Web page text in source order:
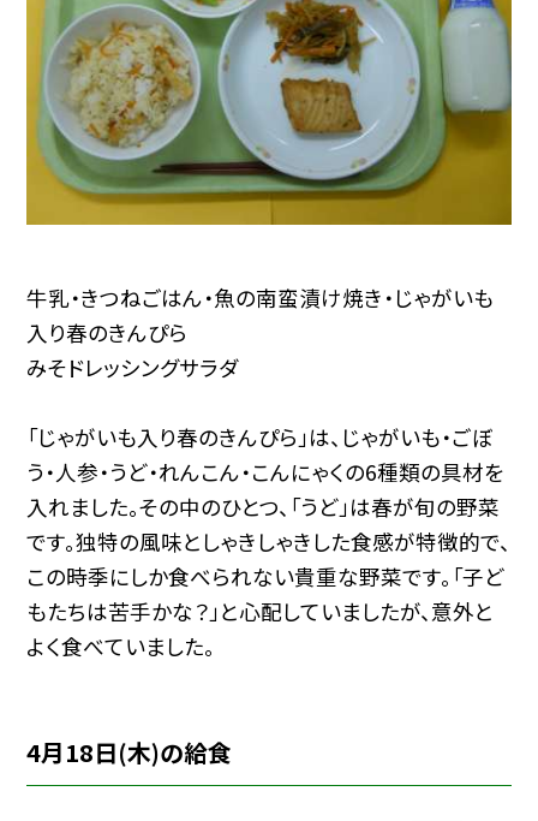
牛乳・きつねごはん・魚の南蛮漬け焼き・じゃがいも
入り春のきんぴら
みそドレッシングサラダ
「じゃがいも入り春のきんぴら」は、じゃがいも・ごぼ
う・人参・うど・れんこん・こんにゃくの6種類の具材を
入れました。その中のひとつ、「うど」は春が旬の野菜
です。独特の風味としゃきしゃきした食感が特徴的で、
この時季にしか食べられない貴重な野菜です。「子ど
もたちは苦手かな？」と心配していましたが、意外と
よく食べていました。
4月18日(木)の給食